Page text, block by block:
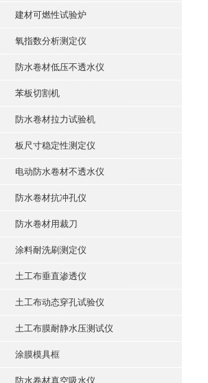
建材可燃性试验炉
氧指数分析测定仪
防水卷材低压不透水仪
苯板切割机
防水卷材拉力试验机
板尺寸稳定性测定仪
电动防水卷材不透水仪
防水卷材抗冲孔仪
防水卷材用裁刀
涂料耐洗刷测定仪
土工布垂直渗透仪
土工布动态穿孔试验仪
土工布膜耐静水压测试仪
涂膜模具框
防水卷材真空吸水仪